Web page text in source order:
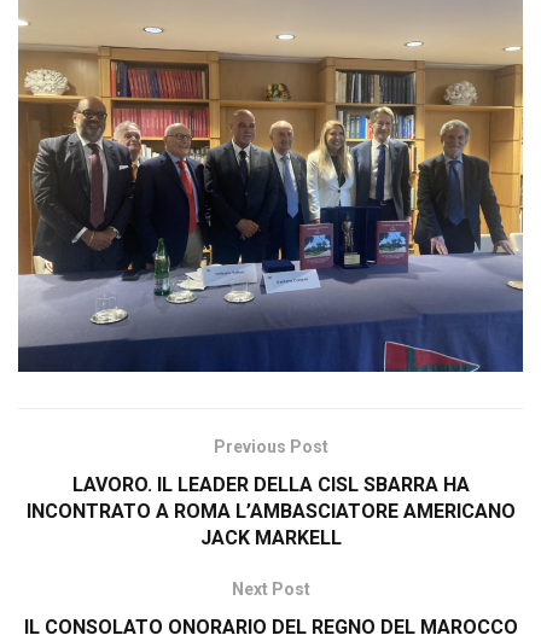
Previous Post
LAVORO. IL LEADER DELLA CISL SBARRA HA
INCONTRATO A ROMA L’AMBASCIATORE AMERICANO
JACK MARKELL
Next Post
IL CONSOLATO ONORARIO DEL REGNO DEL MAROCCO